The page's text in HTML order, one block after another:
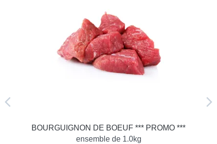
BOURGUIGNON DE BOEUF *** PROMO ***
ensemble de 1.0kg